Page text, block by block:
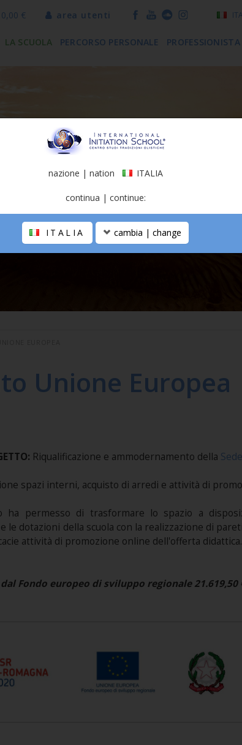
area utenti
0,00 €
LA SCUOLA PERCORSO PERSONALE
Unione Europea
Riqualificazione e ammodernamento della
spazi interni, acquisto di arredi e attività di
ha permesso di trasformare lo spazio a
le dotazioni della scuola con la realizzazione di
attività di promozione online dell'offerta didattica.
Fondo europeo di sviluppo regionale21.619,50
nazione | nation ITALIA
continua | continue:
ITALIA cambia | change